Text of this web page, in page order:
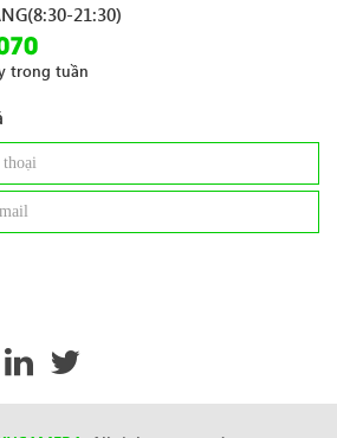
21:30)
trong tuần